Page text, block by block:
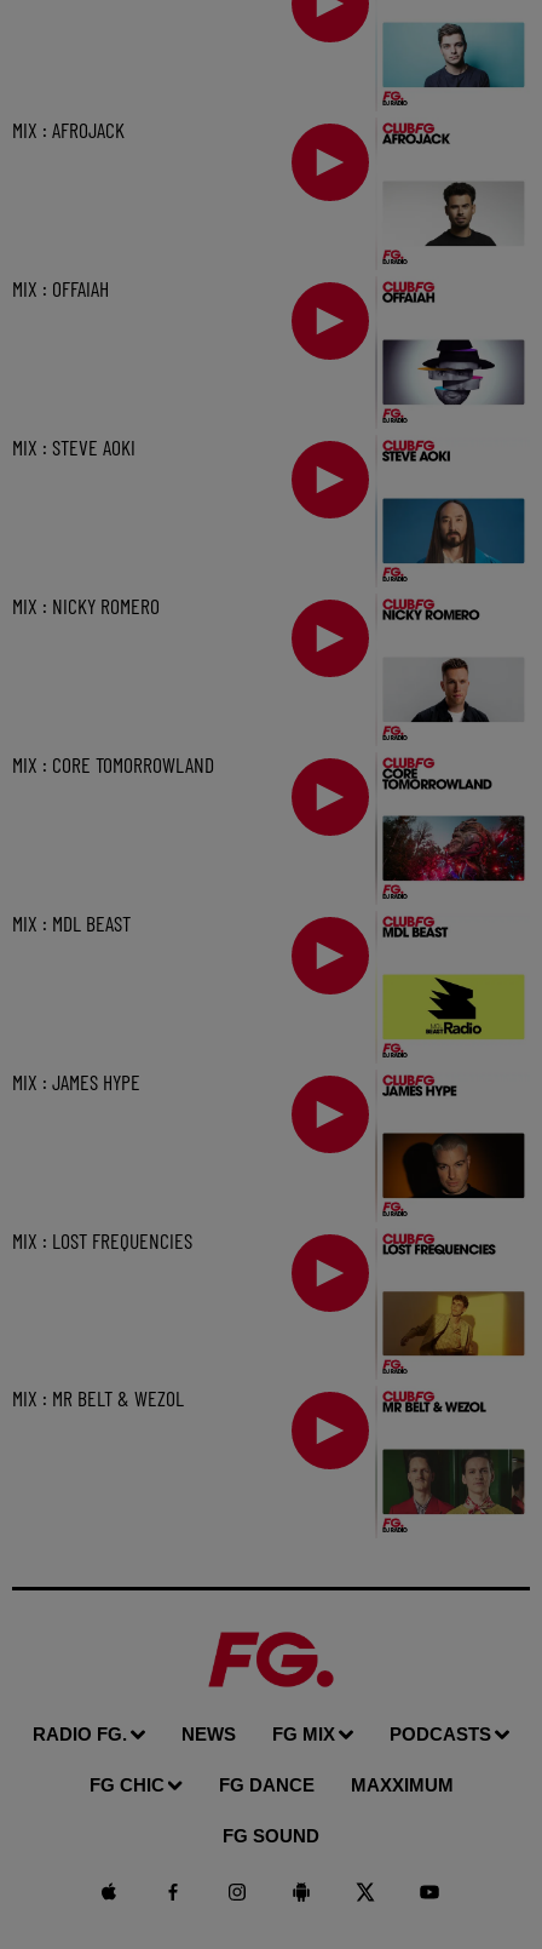
MIX : AFROJACK
MIX : OFFAIAH
MIX : STEVE AOKI
MIX : NICKY ROMERO
MIX : CORE TOMORROWLAND
MIX : MDL BEAST
MIX : JAMES HYPE
MIX : LOST FREQUENCIES
MIX : MR BELT & WEZOL
RADIO FG. NEWS FG MIX PODCASTS
FG CHIC FG DANCE MAXXIMUM
FG SOUND